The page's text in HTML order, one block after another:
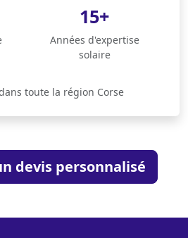
15+
Années d'expertise
solaire
toute la région Corse
devis personnalisé